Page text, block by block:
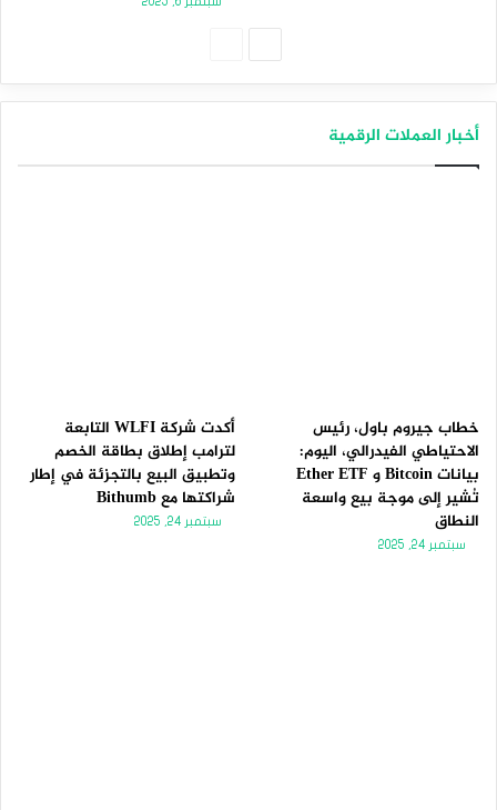
أخبار العملات الرقمية
خطاب جيروم باول، رئيس
الاحتياطي الفيدرالي، اليوم:
بيانات Bitcoin و Ether ETF
تُشير إلى موجة بيع واسعة
النطاق
سبتمبر 24, 2025
أكدت شركة WLFI التابعة
لترامب إطلاق بطاقة الخصم
وتطبيق البيع بالتجزئة في إطار
شراكتها مع Bithumb
سبتمبر 24, 2025